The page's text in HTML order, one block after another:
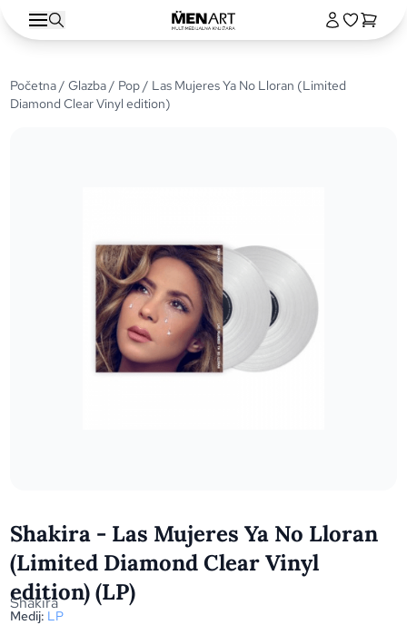
Početna/Glazba/ Pop/ Las Mujeres Ya No Lloran (Limited
Diamond Clear Vinyl edition)
Shakira - Las Mujeres Ya No Lloran
(Limited Diamond Clear Vinyl
edition) (LP)
Shakira
Medij: LP